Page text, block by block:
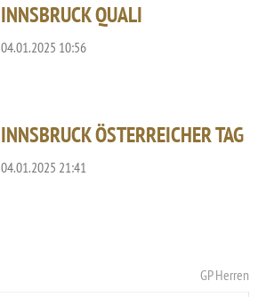
INNSBRUCK QUALI
04.01.2025 10:56
INNSBRUCK ÖSTERREICHER TAG
04.01.2025 21:41
GP Herren